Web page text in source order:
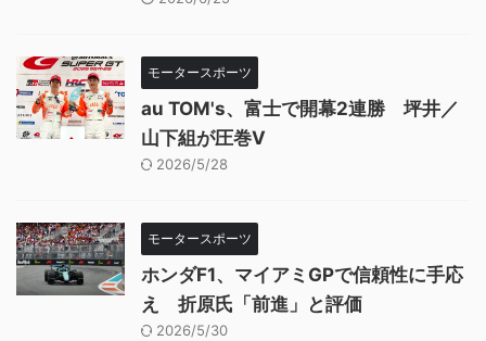
モータースポーツ
au TOM's、富士で開幕2連勝 坪井／
山下組が圧巻V
2026/5/28
モータースポーツ
ホンダF1、マイアミGPで信頼性に手応
え 折原氏「前進」と評価
2026/5/30